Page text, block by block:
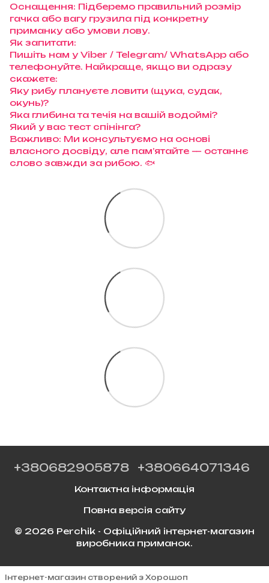
Оснащення: Підберемо правильний розмір
гачка або вагу грузила під конкретну
приманку або умови лову.
Як запитати:
Пишіть нам у Viber / Telegram/ WhatsApp або
телефонуйте. Найкраще, якщо ви одразу
скажете:
Яку рибу плануєте ловити (щука, судак,
окунь)?
Яка глибина та течія на вашій водоймі?
Який у вас тест спінінга?
Важливо: Ми консультуємо на основі
власного досвіду, але пам’ятайте — останнє
слово завжди за рибою. 🐟
+380682905878 +380664071346
Контактна інформація
Повна версія сайту
© 2026 Perchik - Офіційний інтернет-магазин
виробника приманок.
Інтернет-магазин створений з Хорошоп